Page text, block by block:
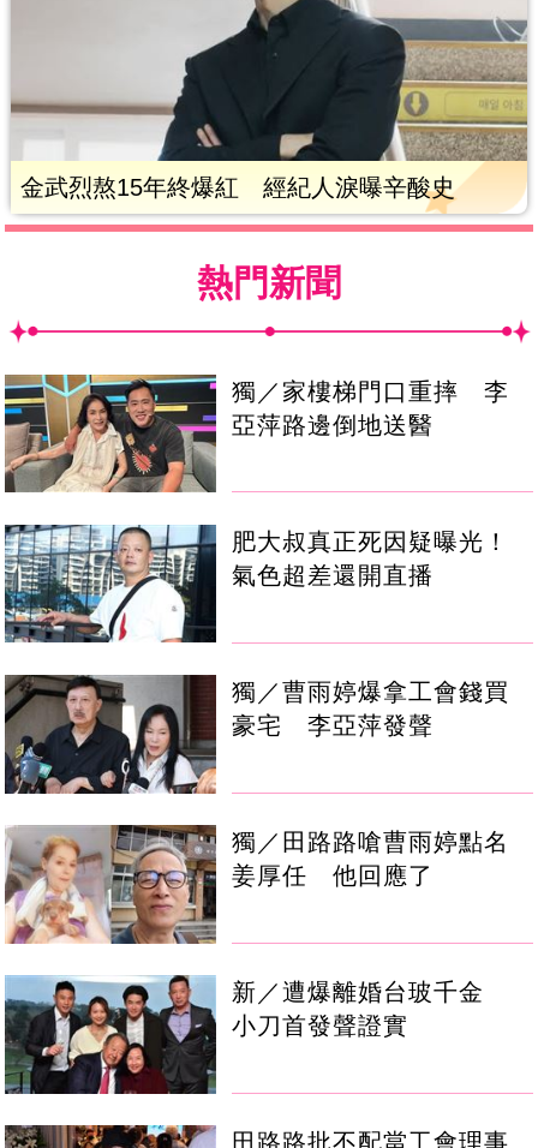
金武烈熬15年終爆紅 經紀人淚曝辛酸史
熱門新聞
獨／家樓梯門口重摔 李
亞萍路邊倒地送醫
肥大叔真正死因疑曝光！
氣色超差還開直播
獨／曹雨婷爆拿工會錢買
豪宅 李亞萍發聲
獨／田路路嗆曹雨婷點名
姜厚任 他回應了
新／遭爆離婚台玻千金
小刀首發聲證實
田路路批不配當工會理事